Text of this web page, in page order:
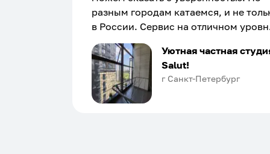
разным городам катаемся, и не
в России. Сервис на отличном
Хозяин апартаментов доброй души
человек, всегда можно
подскажет что как и почему.
Рекомендуем на 100% и вам, и
и сами будем приезжать еще...
Уютная частная
Salut!
г Санкт-Петербург